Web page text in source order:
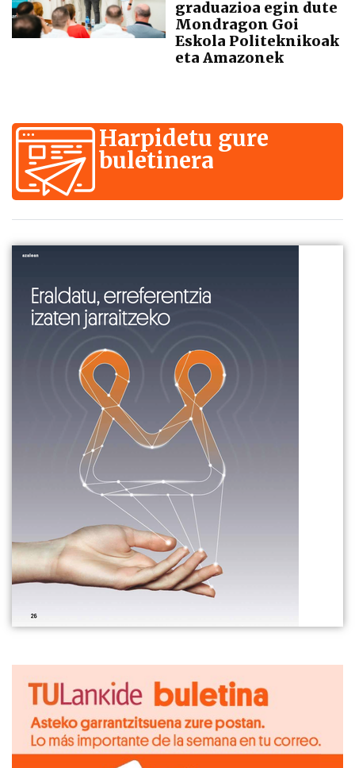
graduazioa egin dute
Mondragon Goi
Eskola Politeknikoak
eta Amazonek
Harpidetu gure
buletinera